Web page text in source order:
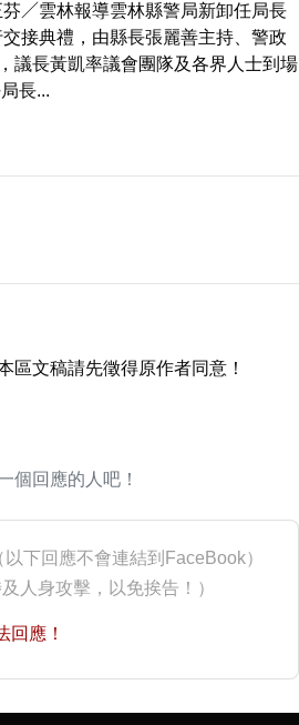
芬∕雲林報導雲林縣警局新卸任局長
接典禮，由縣長張麗善主持、警政
議長黃凱率議會團隊及各界人士到場
長...
區文稿請先徵得原作者同意！
個回應的人吧！
以下回應不會連結到FaceBook）
人身攻擊，以免挨告！）
回應！